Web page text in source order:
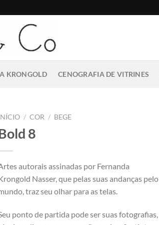
KRONGOLD CENOGRAFIA DE VITRINES
/ COR / BEGE
8
autorais assinadas por Fernanda
Nasser, que pelas suas andanças pelo
traz seu olhar para as telas.
ponto de partida pode ser suas fotografias,